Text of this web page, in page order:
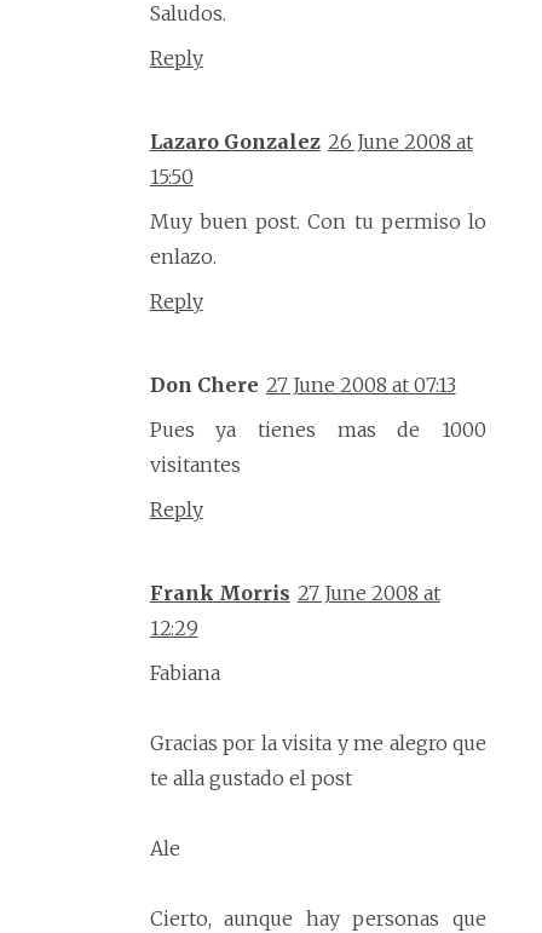
Saludos.
Reply
Lazaro Gonzalez 26 June 2008 at
15:50
Muy buen post. Con tu permiso lo
enlazo.
Reply
Don Chere 27 June 2008 at 07:13
Pues ya tienes mas de 1000
visitantes
Reply
Frank Morris 27 June 2008 at
12:29
Fabiana
Gracias por la visita y me alegro que
te alla gustado el post
Ale
Cierto, aunque hay personas que